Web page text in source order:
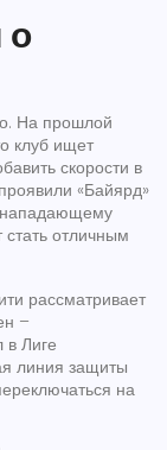
о
На прошлой
клуб ищет
скорости в
«Байярд»
нападающему
отличным
рассматривает
–
в Лиге
линия защиты
на